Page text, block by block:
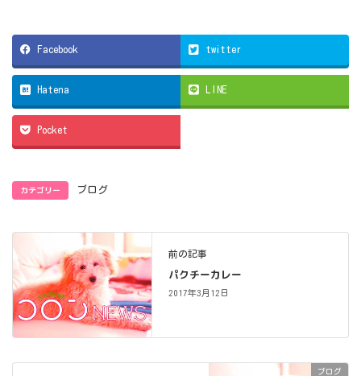
Facebook twitter
Hatena LINE
Pocket
カテゴリー ブログ
前の記事
パクチーカレー
2017年3月12日
ブログ